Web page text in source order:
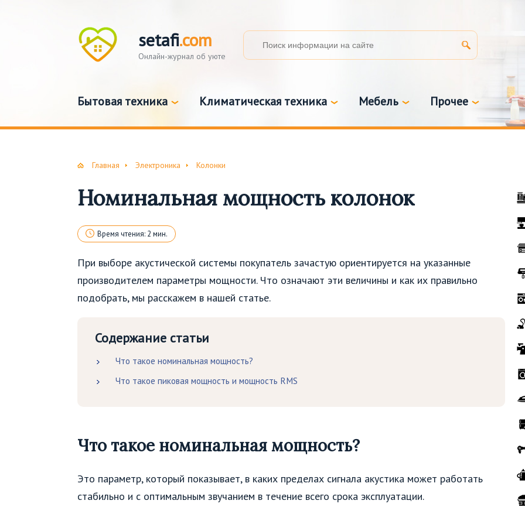
setafi.com
Онлайн-журнал об уюте
Бытовая техника Климатическая техника Мебель Прочее
Главная Электроника Колонки
Номинальная мощность колонок
Время чтения: 2 мин.
При выборе акустической системы покупатель зачастую ориентируется на указанные
производителем параметры мощности. Что означают эти величины и как их правильно
подобрать, мы расскажем в нашей статье.
Содержание статьи
Что такое номинальная мощность?
Что такое пиковая мощность и мощность RMS
Что такое номинальная мощность?
Это параметр, который показывает, в каких пределах сигнала акустика может работать
стабильно и с оптимальным звучанием в течение всего срока эксплуатации.